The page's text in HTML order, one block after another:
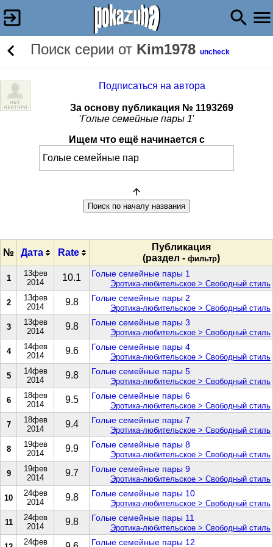
Поиск серии от Kim1978 uncheck
Подписаться на автора
За основу публикация № 1193269
'Голые семейные пары 1'
Ищем что ещё начинается с
№ Дата Rate
Публикация
(раздел - фильтр)
1
13фев
2014
10.1 Голые семейные пары 1
Эротика-любительское > Свободный стиль
2
13фев
2014
9.8 Голые семейные пары 2
Эротика-любительское > Свободный стиль
3
13фев
2014
9.8 Голые семейные пары 3
Эротика-любительское > Свободный стиль
4
14фев
2014
9.6 Голые семейные пары 4
Эротика-любительское > Свободный стиль
5
14фев
2014
9.8 Голые семейные пары 5
Эротика-любительское > Свободный стиль
6
18фев
2014
9.5 Голые семейные пары 6
Эротика-любительское > Свободный стиль
7
18фев
2014
9.4 Голые семейные пары 7
Эротика-любительское > Свободный стиль
8
19фев
2014
9.9 Голые семейные пары 8
Эротика-любительское > Свободный стиль
9
19фев
2014
9.7 Голые семейные пары 9
Эротика-любительское > Свободный стиль
10
24фев
2014
9.8 Голые семейные пары 10
Эротика-любительское > Свободный стиль
11
24фев
2014
9.8 Голые семейные пары 11
Эротика-любительское > Свободный стиль
24фев
Голые семейные пары 12